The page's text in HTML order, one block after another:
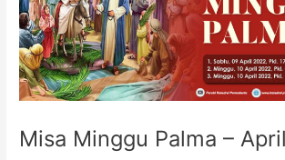
Misa Minggu Palma –